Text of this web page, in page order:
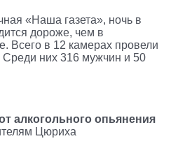
«Наша газета», ночь в
дороже, чем в
Всего в 12 камерах провели
Среди них 316 мужчин и 50
алкогольного опьянения
Цюриха